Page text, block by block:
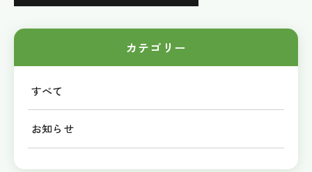
カテゴリー
すべて
お知らせ